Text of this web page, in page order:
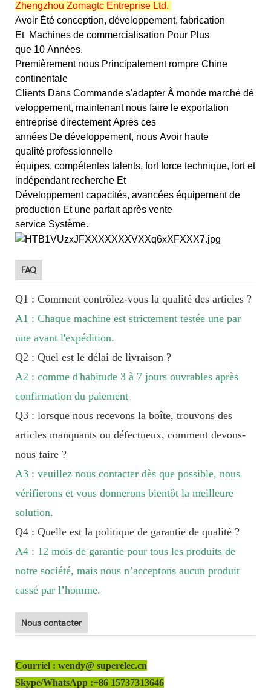
Zhengzhou Zomagtc Entreprise Ltd.
Avoir Été conception, développement, fabrication
Et Machines de commercialisation Pour Plus
que 10 Années.
Premièrement nous Principalement rompre Chine
continentale
Clients Dans Commande s'adapter À monde marché dé
veloppement, maintenant nous faire le exportation
entreprise directement Après ces
années De développement, nous Avoir haute
qualité professionnelle
équipes, compétentes talents, fort force technique, fort et
indépendant recherche Et
Développement capacités, avancées équipement de
production Et une parfait après vente
service Système.
FAQ
Q1 : Comment contrôlez-vous la qualité des articles ?
A1 : Chaque machine est strictement testée une par
une avant l'expédition.
Q2 : Quel est le délai de livraison ?
A2 : comme d'habitude 3 à 7 jours ouvrables après
confirmation du paiement
Q3 : lorsque nous recevons la boîte, trouvons des
articles manquants ou défectueux, comment devons-
nous faire ?
A3 : veuillez nous contacter dès que possible, nous
vérifierons et vous donnerons bientôt la meilleure
solution.
Q4 : Quelle est la politique de garantie de qualité ?
A4 : 12 mois de garantie pour tous les produits de
notre société, mais nous n’acceptons aucun produit
cassé par l’homme.
Nous contacter
Courriel : wendy@ superelec.cn
Skype/WhatsApp :+86 15737313646